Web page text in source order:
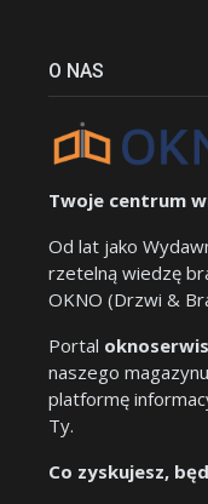
O NAS
Twoje centrum
Od lat jako
rzetelną wiedzę
OKNO (Drzwi &
Portal
naszego
platformę
Ty.
Co zyskujesz,